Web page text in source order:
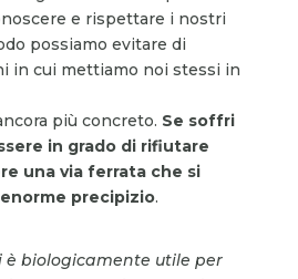
e rispettare i nostri
possiamo evitare di
in cui mettiamo noi stessi in
più concreto. Se soffri
in grado di rifiutare
una via ferrata che si
precipizio.
è biologicamente utile per